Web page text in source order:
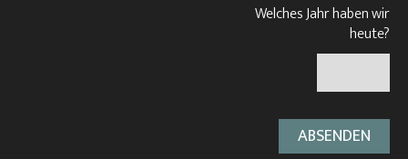
Welches Jahr haben wir
heute?